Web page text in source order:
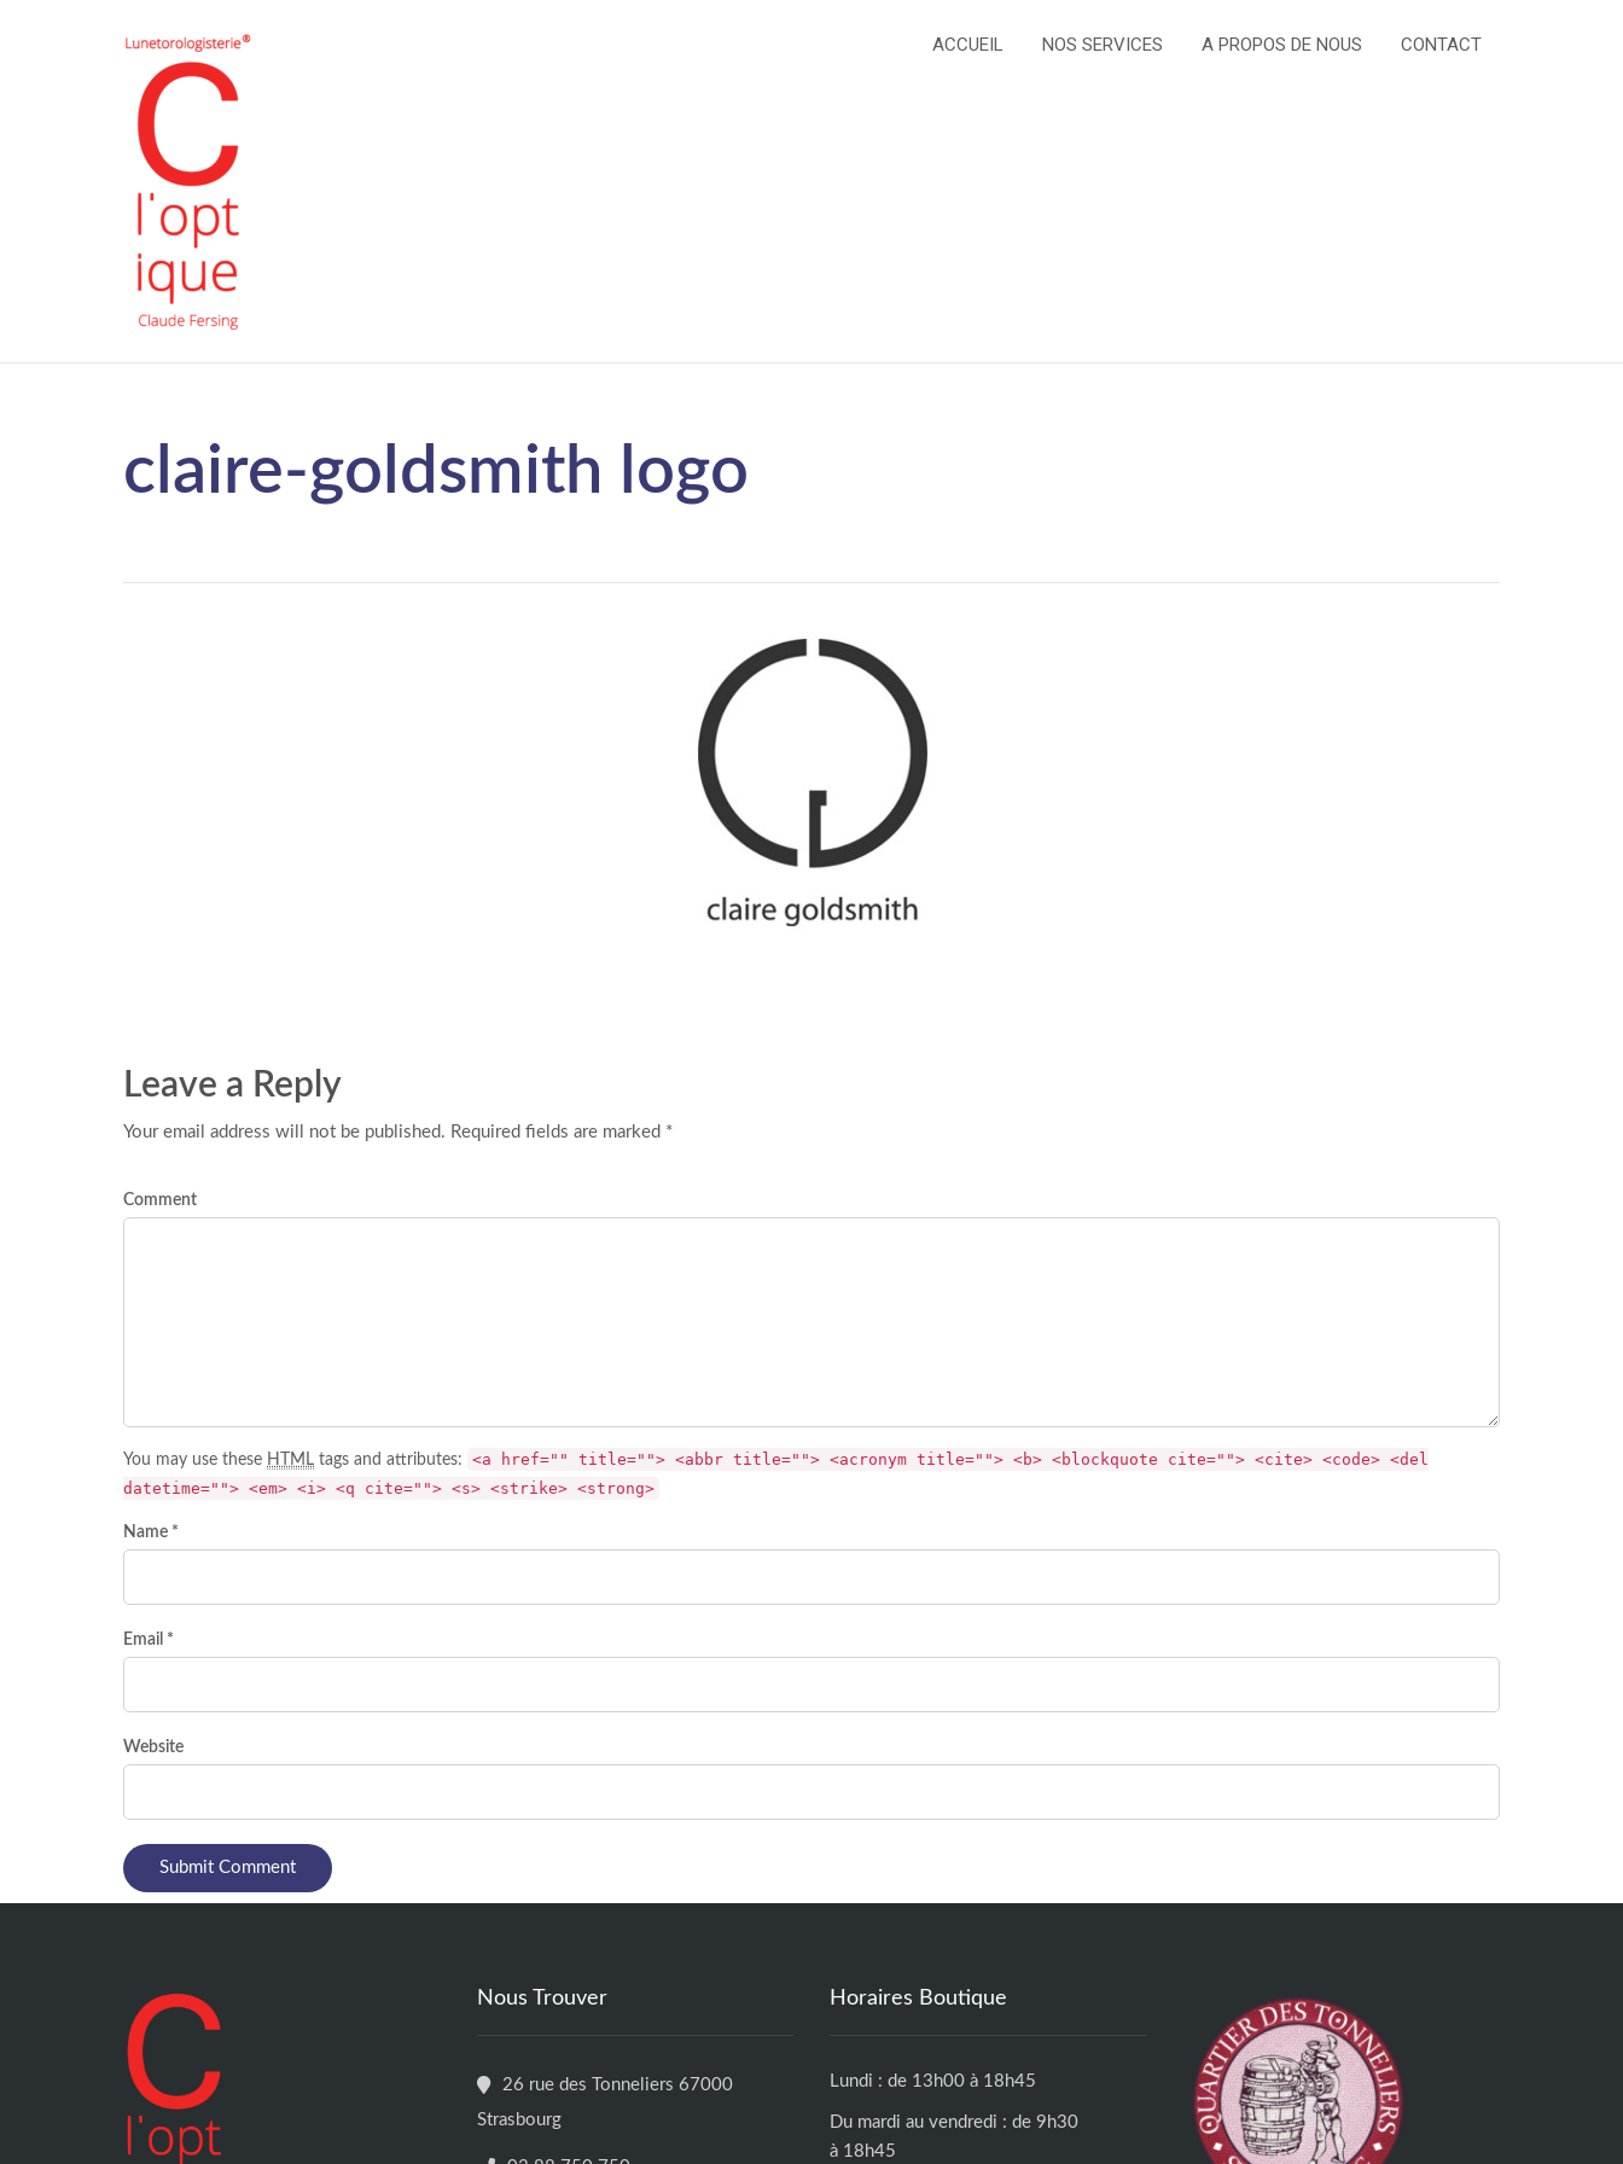
ACCUEIL NOS SERVICES A PROPOS DE NOUS CONTACT
claire-goldsmith logo
Leave a Reply
Your email address will not be published. Required fields are marked *
Comment
You may use these HTML tags and attributes:
<a href="" title=""> <abbr title=""> <acronym title=""> <b> <blockquote cite=""> <cite> <code> <del
datetime=""> <em> <i> <q cite=""> <s> <strike> <strong>
Name *
Email *
Website
Nous Trouver
26 rue des Tonneliers 67000
Strasbourg
Horaires Boutique
Lundi : de 13h00 à 18h45
Du mardi au vendredi : de 9h30
à 18h45